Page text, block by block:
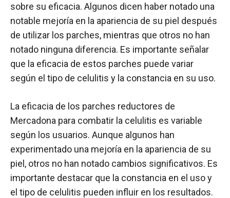
sobre su eficacia. Algunos dicen haber notado una
notable mejoría en la apariencia de su piel después
de utilizar los parches, mientras que otros no han
notado ninguna diferencia. Es importante señalar
que la eficacia de estos parches puede variar
según el tipo de celulitis y la constancia en su uso.
La eficacia de los parches reductores de
Mercadona para combatir la celulitis es variable
según los usuarios. Aunque algunos han
experimentado una mejoría en la apariencia de su
piel, otros no han notado cambios significativos. Es
importante destacar que la constancia en el uso y
el tipo de celulitis pueden influir en los resultados.